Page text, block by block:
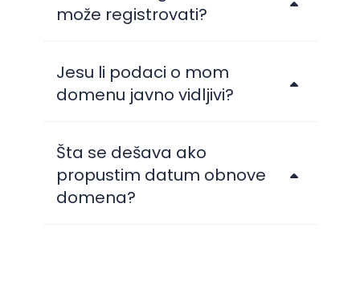
može registrovati?
Jesu li podaci o mom
domenu javno vidljivi?
Šta se dešava ako
propustim datum obnove
domena?